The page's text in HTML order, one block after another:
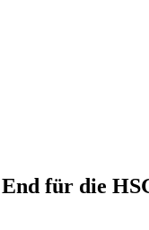
für die